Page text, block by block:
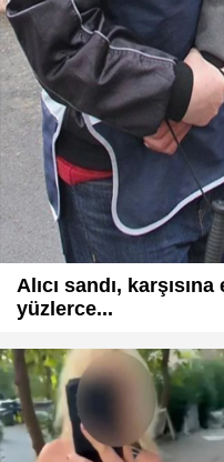
Alıcı sandı,
yüzlerce...